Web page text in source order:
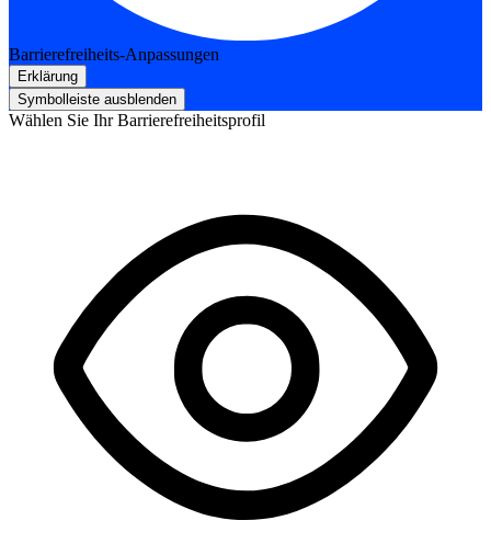
Barrierefreiheits-Anpassungen
Erklärung
Symbolleiste ausblenden
Wählen Sie Ihr Barrierefreiheitsprofil